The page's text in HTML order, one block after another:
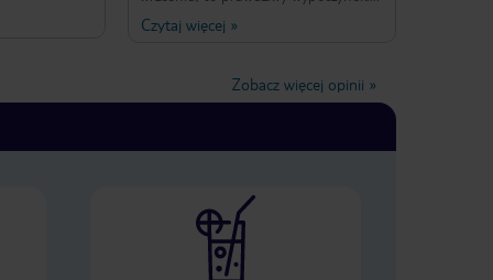
Cicho, spokojnie, bez tłumów.
Świetnie wyposażone pokoje,
wieczorne animacje i profesjonalna
obsługa. Cóż chcieć więcej? Polecam,
Czytaj więcej »
Zobacz więcej opinii »